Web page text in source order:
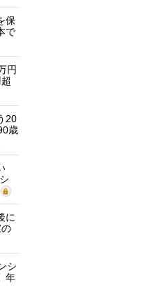
保
で
円
20
歳
に
シ
年